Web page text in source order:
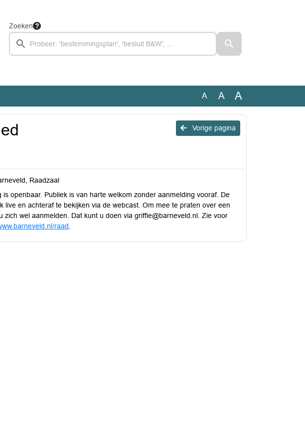
Zoeken
A A A
Vorige pagina
Raadzaal
is openbaar. Publiek is van harte welkom zonder aanmelding vooraf. De
live en achteraf te bekijken via de webcast. Om mee te praten over een
zich wel aanmelden. Dat kunt u doen via griffie@barneveld.nl. Zie voor
raad